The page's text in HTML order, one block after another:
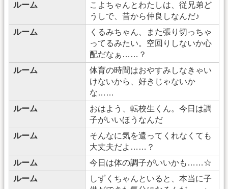
ルーム
こよちゃんとわたしは、従兄弟ど
うしで、昔から仲良しなんだ♪
ルーム
くるみちゃん、また張り切っちゃ
ってるみたい。空回りしないか心
配だなぁ……？
ルーム
体育の時間はおやすみしなきゃい
けないから、好きじゃないか
な……
ルーム
おはよう、転校生くん。今日は調
子がいいほうなんだ
ルーム
そんなに気を遣ってくれなくても
大丈夫だよ……？
ルーム
今日は体の調子がいいかも……☆
ルーム
しずくちゃんといると、本当に子